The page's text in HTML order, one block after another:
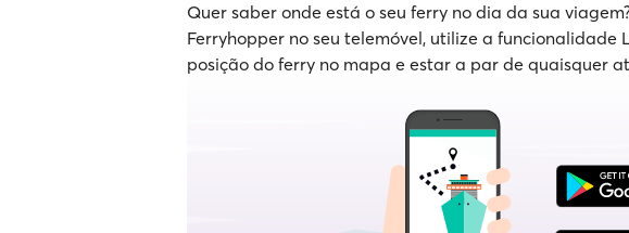
Quer saber onde está o seu ferry no dia da sua
Ferryhopper no seu telemóvel, utilize a funcionalidade
posição do ferry no mapa e estar a par de quaisquer